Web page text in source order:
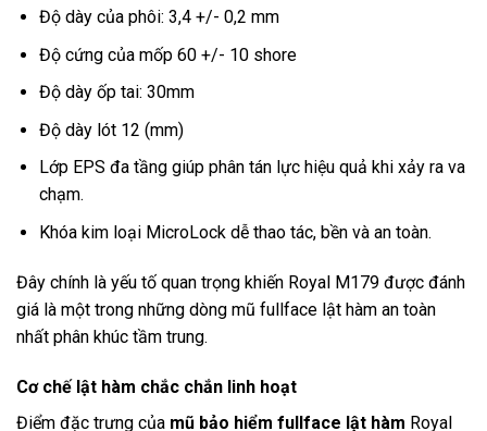
Độ dày của phôi: 3,4 +/- 0,2 mm
Độ cứng của mốp 60 +/- 10 shore
Độ dày ốp tai: 30mm
Độ dày lót 12 (mm)
Lớp EPS đa tầng giúp phân tán lực hiệu quả khi xảy ra va
chạm.
Khóa kim loại MicroLock dễ thao tác, bền và an toàn.
Đây chính là yếu tố quan trọng khiến Royal M179 được đánh
giá là một trong những dòng mũ fullface lật hàm an toàn
nhất phân khúc tầm trung.
Cơ chế lật hàm chắc chắn linh hoạt
Điểm đặc trưng của mũ bảo hiểm fullface lật hàm Royal